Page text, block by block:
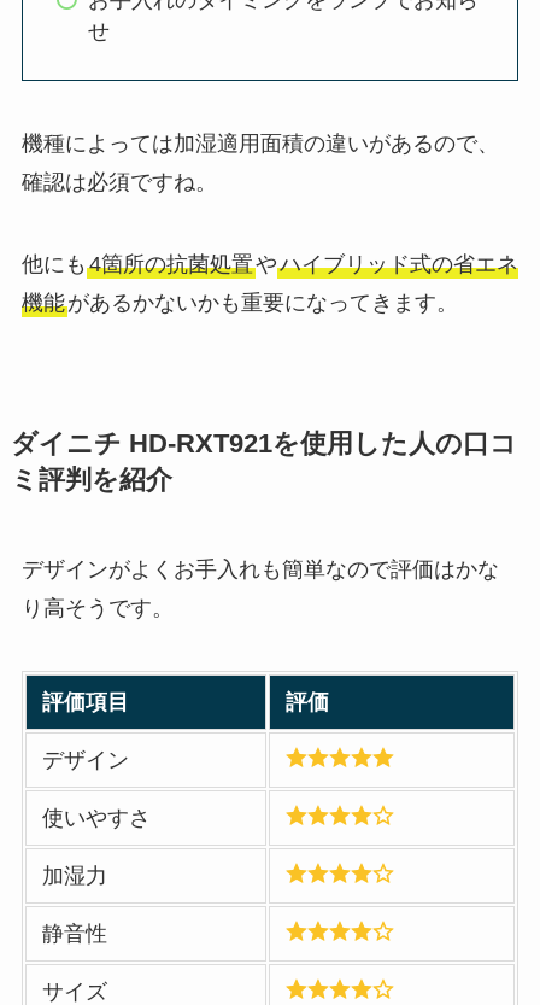
せ
機種によっては加湿適用面積の違いがあるので、
確認は必須ですね。
他にも 4箇所の抗菌処置やハイブリッド式の省エネ
機能があるかないかも重要になってきます。
ダイニチ HD-RXT921を使用した人の口コ
ミ評判を紹介
デザインがよくお手入れも簡単なので評価はかな
り高そうです。
評価項目 評価
デザイン
使いやすさ
加湿力
静音性
サイズ